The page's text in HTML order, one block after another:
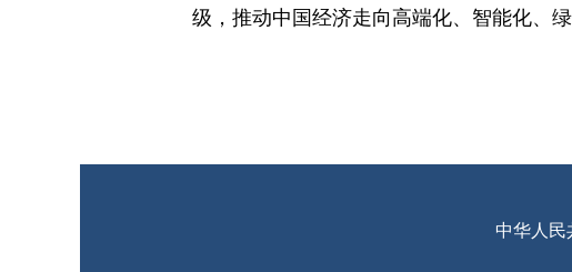
级，推动中国经济走向高端化、智能化、绿
中华人民